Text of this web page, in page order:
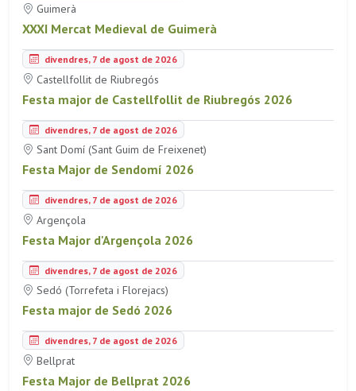
Guimerà
XXXI Mercat Medieval de Guimerà
divendres, 7 de agost de 2026
Castellfollit de Riubregós
Festa major de Castellfollit de Riubregós 2026
divendres, 7 de agost de 2026
Sant Domí (Sant Guim de Freixenet)
Festa Major de Sendomí 2026
divendres, 7 de agost de 2026
Argençola
Festa Major d'Argençola 2026
divendres, 7 de agost de 2026
Sedó (Torrefeta i Florejacs)
Festa major de Sedó 2026
divendres, 7 de agost de 2026
Bellprat
Festa Major de Bellprat 2026